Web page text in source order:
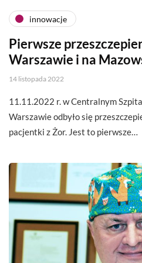
innowacje
Pierwsze
Warszawie i na
14 listopada 2022
11.11.2022 r. w Centralnym
Warszawie odbyło się
pacjentki z Żor. Jest to pierwsze…